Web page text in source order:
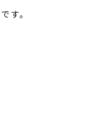
す。